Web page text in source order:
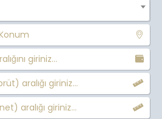
giriniz...
aralığı giriniz...
aralığı giriniz...